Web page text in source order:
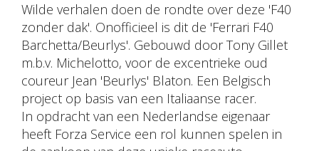
Wilde verhalen doen de rondte over deze 'F40
zonder dak'. Onofficieel is dit de 'Ferrari F40
Barchetta/Beurlys'. Gebouwd door Tony Gillet
m.b.v. Michelotto, voor de excentrieke oud
coureur Jean 'Beurlys' Blaton. Een Belgisch
project op basis van een Italiaanse racer.
In opdracht van een Nederlandse eigenaar
heeft Forza Service een rol kunnen spelen in